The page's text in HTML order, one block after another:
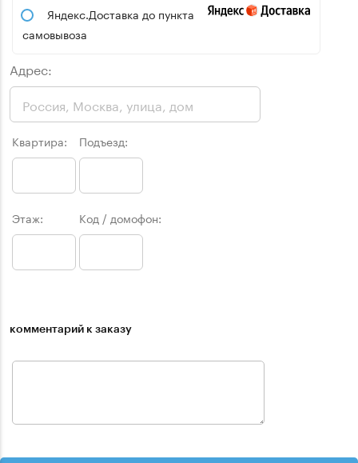
Яндекс.Доставка до пункта
самовывоза
Адрес:
Квартира: Подъезд:
Этаж: Код / домофон:
комментарий к заказу